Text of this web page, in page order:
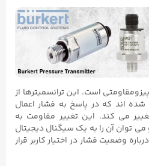
است. این ترانسمیترها از
اند که در پاسخ به فشار اعمال‌
می‌ کند. این تغییر مقاومت به‌
می‌ توان آن را به یک سیگنال دیجیتال
وضعیت فشار در اختیار کاربر قرار